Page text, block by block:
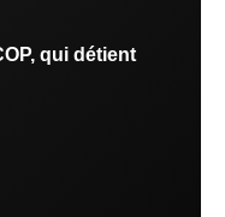
qui détient